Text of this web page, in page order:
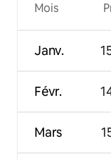
Mois
Janv.
Févr.
Mars